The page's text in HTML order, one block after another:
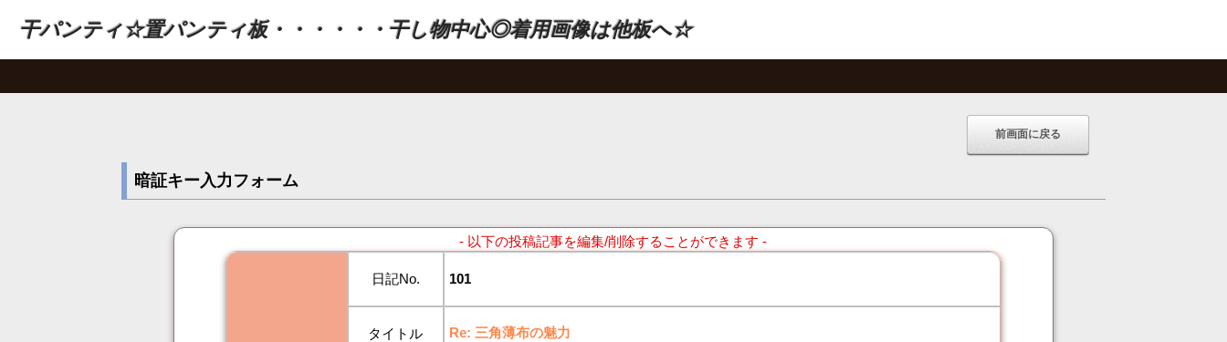
干パンティ☆置パンティ板・・・・・・干し物中心◎着用画像は他板へ☆
暗証キー入力フォーム
- 以下の投稿記事を編集/削除することができます -
日記No. 101
タイトル Re: 三角薄布の魅力